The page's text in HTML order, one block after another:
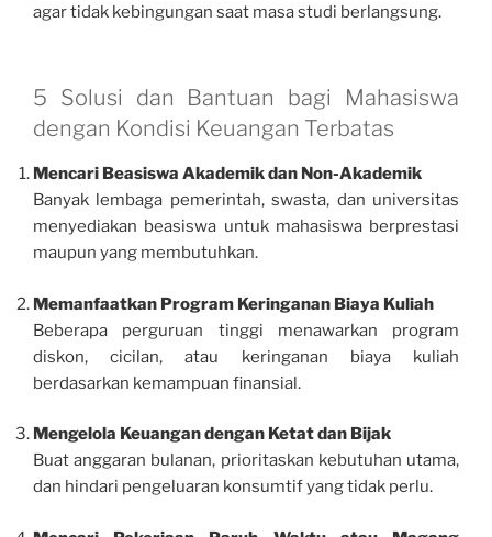
agar tidak kebingungan saat masa studi berlangsung.
5 Solusi dan Bantuan bagi Mahasiswa
dengan Kondisi Keuangan Terbatas
Mencari Beasiswa Akademik dan Non-Akademik
Banyak lembaga pemerintah, swasta, dan universitas
menyediakan beasiswa untuk mahasiswa berprestasi
maupun yang membutuhkan.
Memanfaatkan Program Keringanan Biaya Kuliah
Beberapa perguruan tinggi menawarkan program
diskon, cicilan, atau keringanan biaya kuliah
berdasarkan kemampuan finansial.
Mengelola Keuangan dengan Ketat dan Bijak
Buat anggaran bulanan, prioritaskan kebutuhan utama,
dan hindari pengeluaran konsumtif yang tidak perlu.